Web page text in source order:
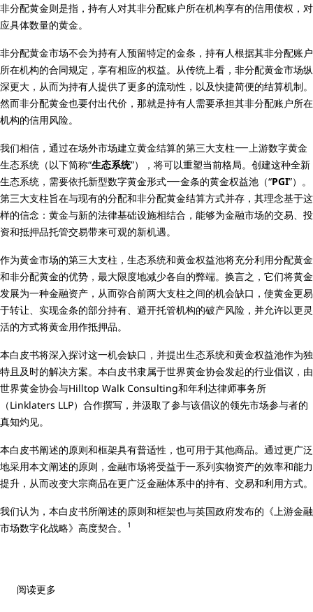
非分配黄金则是指，持有人对其非分配账户所在机构享有的信用债权，对
应具体数量的黄金。
非分配黄金市场不会为持有人预留特定的金条，持有人根据其非分配账户
所在机构的合同规定，享有相应的权益。从传统上看，非分配黄金市场纵
深更大，从而为持有人提供了更多的流动性，以及快捷简便的结算机制。
然而非分配黄金也要付出代价，那就是持有人需要承担其非分配账户所在
机构的信用风险。
我们相信，通过在场外市场建立黄金结算的第三大支柱⸺上游数字黄金
生态系统（以下简称“生态系统”），将可以重塑当前格局。创建这种全新
生态系统，需要依托新型数字黄金形式⸺金条的黄金权益池（“PGI”）。
第三大支柱旨在与现有的分配和非分配黄金结算方式并存，其理念基于这
样的信念：黄金与新的法律基础设施相结合，能够为金融市场的交易、投
资和抵押品托管交易带来可观的新机遇。
作为黄金市场的第三大支柱，生态系统和黄金权益池将充分利用分配黄金
和非分配黄金的优势，最大限度地减少各自的弊端。换言之，它们将黄金
发展为一种金融资产，从而弥合前两大支柱之间的机会缺口，使黄金更易
于转让、实现金条的部分持有、避开托管机构的破产风险，并允许以更灵
活的方式将黄金用作抵押品。
本白皮书将深入探讨这一机会缺口，并提出生态系统和黄金权益池作为独
特且及时的解决方案。本白皮书隶属于世界黄金协会发起的行业倡议，由
世界黄金协会与Hilltop Walk Consulting和年利达律师事务所
（Linklaters LLP）合作撰写，并汲取了参与该倡议的领先市场参与者的
真知灼见。
本白皮书阐述的原则和框架具有普适性，也可用于其他商品。通过更广泛
地采用本文阐述的原则，金融市场将受益于一系列实物资产的效率和能力
提升，从而改变大宗商品在更广泛金融体系中的持有、交易和利用方式。
我们认为，本白皮书所阐述的原则和框架也与英国政府发布的《上游金融
市场数字化战略》高度契合。
1
阅读更多